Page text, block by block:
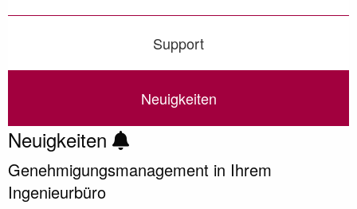
Support
Neuigkeiten
Neuigkeiten
Genehmigungsmanagement in Ihrem
Ingenieurbüro